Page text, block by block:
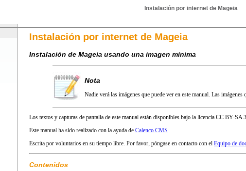
Instalación por internet de Mageia
Instalación por internet de Mageia
Instalación de Mageia usando una imagen mínima
Nota
Nadie verá las imágenes que puede ver en este manual. Las
Los textos y capturas de pantalla de este manual están disponibles bajo la licencia CC BY-SA
Este manual ha sido realizado con la ayuda de Calenco CMS
Escrita por voluntarios en su tiempo libre. Por favor, póngase en contacto con el Equipo de
Contenidos